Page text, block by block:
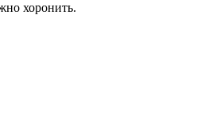
хоронить.